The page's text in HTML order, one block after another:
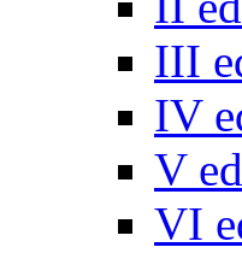
III
IV
V
VI